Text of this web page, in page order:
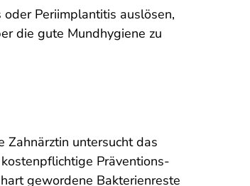
Periimplantitis auslösen,
die gute Mundhygiene zu
Zahnärztin untersucht das
Präventions-
gewordene Bakterienreste